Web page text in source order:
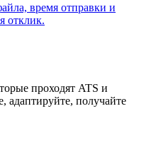
время отправки и
отклик.
проходят ATS и
адаптируйте, получайте